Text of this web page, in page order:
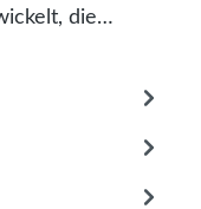
die…